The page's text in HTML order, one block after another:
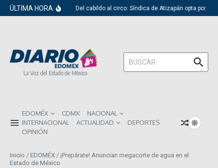
Saltar al contenido
ÚLTIMA HORA Del cabildo al circo: Síndica de Atizapán opta por el
La Voz del Estado de México
Buscar:
EDOMÉX CDMX
NACIONAL
INTERNACIONAL
ACTUALIDAD
DEPORTES
OPINIÓN
Inicio / EDOMÉX / ¡Prepárate! Anuncian megacorte de agua en el
Estado de México